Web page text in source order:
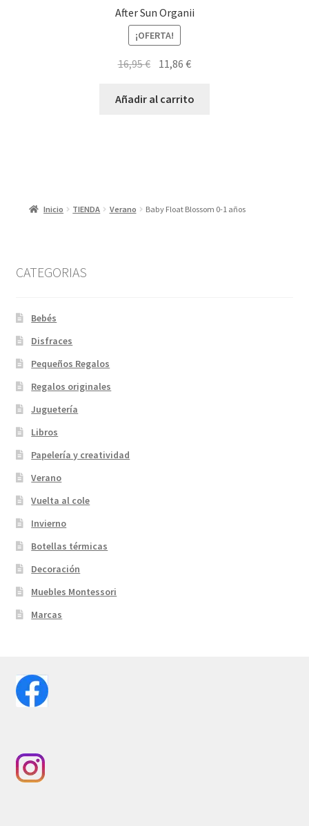
After Sun Organii
¡OFERTA!
16,95€ El
original
11,86€El
actual
Añadir al carrito
Inicio TIENDA Verano Baby Float Blossom 0-1 años
CATEGORIAS
Bebés
Disfraces
Pequeños Regalos
Regalos originales
Juguetería
Libros
Papelería y creatividad
Verano
Vuelta al cole
Invierno
Botellas térmicas
Decoración
Muebles Montessori
Marcas